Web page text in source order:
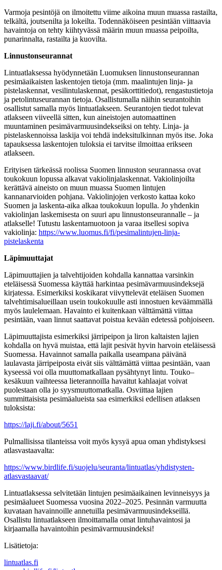
Varmoja pesintöjä on ilmoitettu viime aikoina muun muassa rastailta,
telkältä, joutsenilta ja lokeilta. Todennäköiseen pesintään viittaavia
havaintoja on tehty kiihtyvässä määrin muun muassa peipoilta,
punarinnalta, rastailta ja kuovilta.
Linnustonseurannat
Lintuatlaksessa hyödynnetään Luomuksen linnustonseurannan
pesimäaikaisten laskentojen tietoja (mm. maalintujen linja- ja
pistelaskennat, vesilintulaskennat, pesäkorttitiedot), rengastustietoja
ja petolintuseurannan tietoja. Osallistumalla näihin seurantoihin
osallistut samalla myös lintuatlakseen. Seurantojen tiedot tulevat
atlakseen viiveellä sitten, kun aineistojen automaattinen
muuntaminen pesimävarmuusindekseiksi on tehty. Linja- ja
pistelaskennoissa laskija voi tehdä indeksitulkinnan myös itse. Joka
tapauksessa laskentojen tuloksia ei tarvitse ilmoittaa erikseen
atlakseen.
Erityisen tärkeässä roolissa Suomen linnuston seurannassa ovat
toukokuun lopussa alkavat vakiolinjalaskennat. Vakiolinjoilta
kerättävä aineisto on muun muassa Suomen lintujen
kannanarvioiden pohjana. Vakiolinjojen verkosto kattaa koko
Suomen ja laskenta-aika alkaa toukokuun lopulla. Jo yhdenkin
vakiolinjan laskemisesta on suuri apu linnustonseurannalle – ja
atlakselle! Tutustu laskentamuotoon ja varaa itsellesi sopiva
vakiolinja: https://www.luomus.fi/fi/pesimalintujen-linja-
pistelaskenta
Läpimuuttajat
Läpimuuttajien ja talvehtijoiden kohdalla kannattaa varsinkin
eteläisessä Suomessa käyttää harkintaa pesimävarmuusindeksejä
kirjatessa. Esimerkiksi koskikarat viivyttelevät eteläisen Suomen
talvehtimisalueillaan usein toukokuulle asti innostuen keväämmällä
myös laulelemaan. Havainto ei kuitenkaan välttämättä viittaa
pesintään, vaan linnut saattavat poistua kevään edetessä pohjoiseen.
Läpimuuttajista esimerkiksi järripeipon ja liron kaltaisten lajien
kohdalla on hyvä muistaa, että lajit pesivät hyvin harvoin eteläisessä
Suomessa. Havainnot samalla paikalla useampana päivänä
laulavasta järripeiposta eivät siis välttämättä viittaa pesintään, vaan
kyseessä voi olla muuttomatkallaan pysähtynyt lintu. Touko–
kesäkuun vaihteessa lieterannoilla havaitut kahlaajat voivat
puolestaan olla jo syysmuuttomatkalla. Osviittaa lajien
summittaisista pesimäalueista saa esimerkiksi edellisen atlaksen
tuloksista:
https://laji.fi/about/5651
Pulmallisissa tilanteissa voit myös kysyä apua oman yhdistyksesi
atlasvastaavalta:
https://www.birdlife.fi/suojelu/seuranta/lintuatlas/yhdistysten-
atlasvastaavat/
Lintuatlaksessa selvitetään lintujen pesimäaikainen levinneisyys ja
pesimäalueet Suomessa vuosina 2022–2025. Pesinnän varmuutta
kuvataan havainnoille annetuilla pesimävarmuusindekseillä.
Osallistu lintuatlakseen ilmoittamalla omat lintuhavaintosi ja
kirjaamalla havaintoihin pesimävarmuusindeksi!
Lisätietoja:
lintuatlas.fi